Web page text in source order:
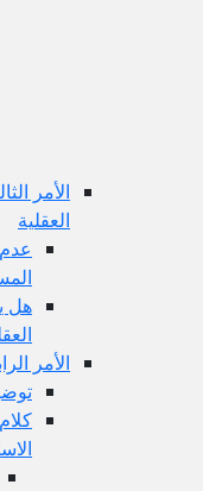
الأمر
العقلية
هل
الأمر